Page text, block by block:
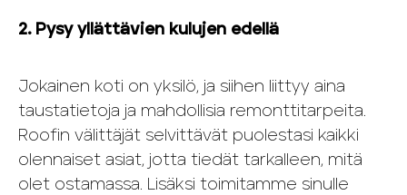
2. Pysy yllättävien kulujen edellä
Jokainen koti on yksilö, ja siihen liittyy aina
taustatietoja ja mahdollisia remonttitarpeita.
Roofin välittäjät selvittävät puolestasi kaikki
olennaiset asiat, jotta tiedät tarkalleen, mitä
olet ostamassa. Lisäksi toimitamme sinulle